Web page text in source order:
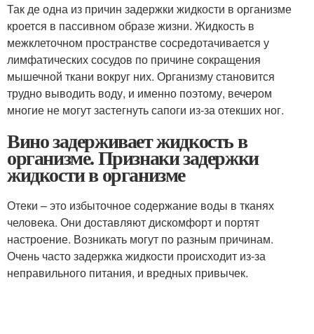
Так де одна из причин задержки жидкости в организме
кроется в пассивном образе жизни. Жидкость в
межклеточном пространстве сосредотачивается у
лимфатических сосудов по причине сокращения
мышечной ткани вокруг них. Организму становится
трудно выводить воду, и именно поэтому, вечером
многие не могут застегнуть сапоги из-за отекших ног.
Вино задерживает жидкость в
организме. Признаки задержки
жидкости в организме
Отеки – это избыточное содержание воды в тканях
человека. Они доставляют дискомфорт и портят
настроение. Возникать могут по разным причинам.
Очень часто задержка жидкости происходит из-за
неправильного питания, и вредных привычек.